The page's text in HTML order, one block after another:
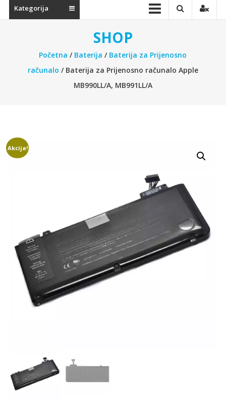
Kategorija
SHOP
Početna / Baterija / Baterija za Prijenosno
računalo / Baterija za Prijenosno računalo Apple
MB990LL/A, MB991LL/A
Akcija!